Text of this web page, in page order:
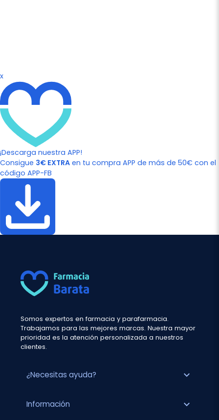
x
¡Descarga nuestra APP!
Consigue 3€ EXTRA en tu compra APP de más de 50€ con el
código APP-FB
Somos expertos en farmacia y parafarmacia.
Trabajamos para las mejores marcas. Nuestra mayor
prioridad es la atención personalizada a nuestros
clientes.
¿Necesitas ayuda? expand_more
Información expand_more